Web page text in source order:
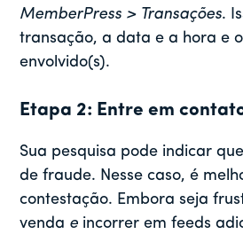
MemberPress > Transações.
transação, a data e a hora e
envolvido(s).
Etapa 2: Entre em
Sua pesquisa pode indicar
de fraude. Nesse caso, é
contestação. Embora seja
venda e incorrer em feeds